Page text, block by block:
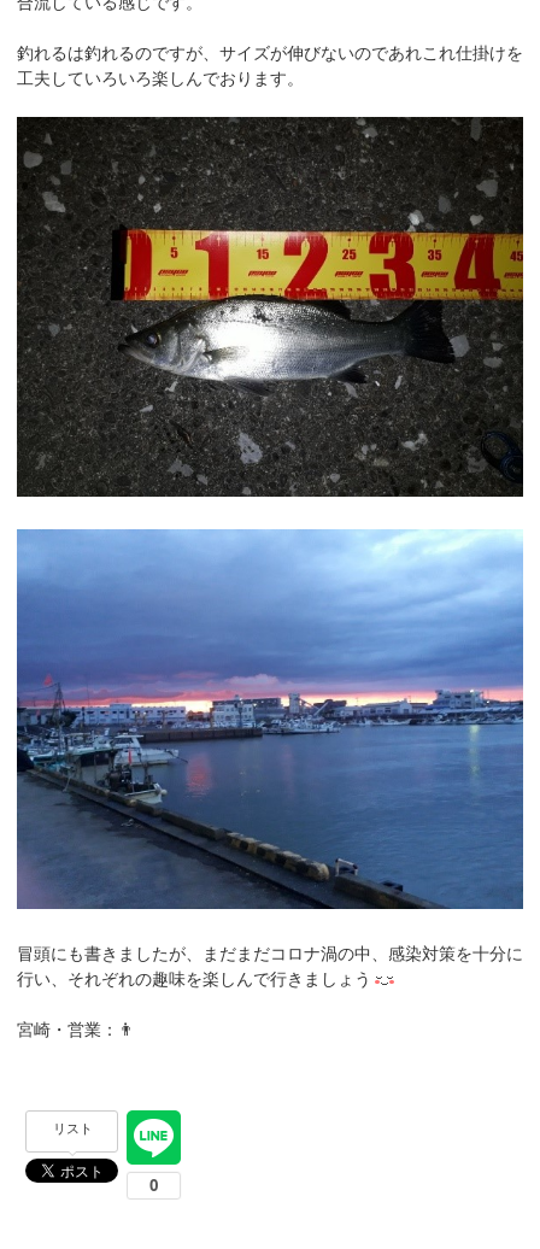
釣れるは釣れるのですが、サイズが伸びないのであれこれ仕掛けを
工夫していろいろ楽しんでおります。
冒頭にも書きましたが、まだまだコロナ渦の中、感染対策を十分に
行い、それぞれの趣味を楽しんで行きましょう
宮崎・営業：👨
リスト